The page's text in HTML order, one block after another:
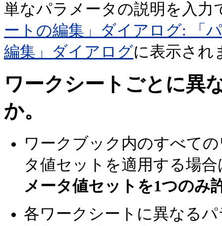
単なパラメータの説明を入力
ートの編集」ダイアログ: 「
編集」ダイアログに表示され
ワークシートごとに異
か。
ワークブック内のすべて
タ値セットを適用する場合
メータ値セットを1つのみ
各ワークシートに異なる